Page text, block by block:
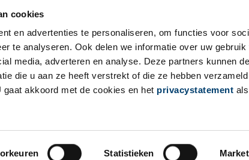
cookies
en advertenties te personaliseren, om functies voor
te analyseren. Ook delen we informatie over uw gebruik
media, adverteren en analyse. Deze partners kunnen
die u aan ze heeft verstrekt of die ze hebben
akkoord met de cookies en het privacystatement
Statistieken
NIEUWSBRIEF
DISCLAIMER
PRIVACY
TOEGANKELIJKHEID